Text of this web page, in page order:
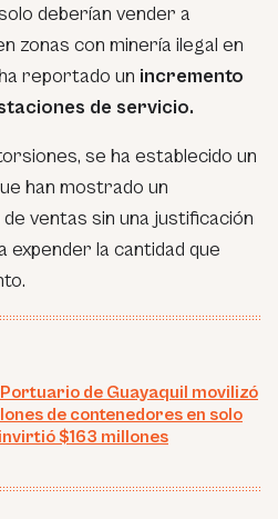
deberían vender a
zonas con minería ilegal en
reportado un incremento
de servicio.
se ha establecido un
han mostrado un
ventas sin una justificación
expender la cantidad que
de Guayaquil movilizó
de contenedores en solo
invirtió $163 millones